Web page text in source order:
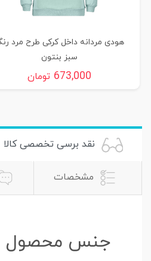
هودی مردانه داخل کرکی طرح مرد
سبز بنتون
673,000 تومان
نقد برسی تخصصی کالا
مشخصات
جنس محصول